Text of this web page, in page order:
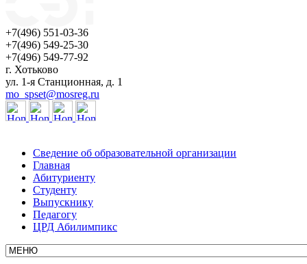
+7(496) 551-03-36
+7(496) 549-25-30
+7(496) 549-77-92
г. Хотьково
ул. 1-я Станционная, д. 1
mo_spset@mosreg.ru
Сведение об образовательной организации
Главная
Абитуриенту
Студенту
Выпускнику
Педагогу
ЦРД Абилимпикс